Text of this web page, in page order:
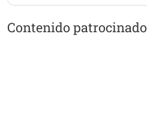
Contenido patrocinado